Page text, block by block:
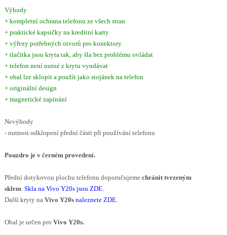
Výhody
+ kompletní ochrana telefonu ze všech stran
+ praktické kapsičky na kreditní karty
+ výřezy potřebných otvorů pro konektory
+ tlačítka jsou kryta tak, aby šla bez problému ovládat
+ telefon není nutné z krytu vyndávat
+ obal lze sklopit a použít jako stojánek na telefon
+ originální design
+ magnetické zapínání
Nevýhody
- nutnost odklopení přední části při používání telefonu
Pouzdro je v černém provedení.
Přední dotykovou plochu telefonu doporučujeme chránit tvrzeným
sklem Skla na Vivo Y20s jsou ZDE.
Další kryty na Vivo Y20s naleznete ZDE.
Obal je určen pro Vivo Y20s.